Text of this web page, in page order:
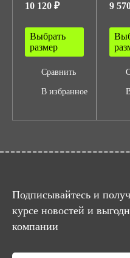
10 120 ₽
Выбрать
размер
Сравнить
В избранное
9
Подписывайтесь и
курсе новостей и
компании